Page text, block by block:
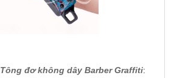
Tông đơ không dây Barber Graffiti: